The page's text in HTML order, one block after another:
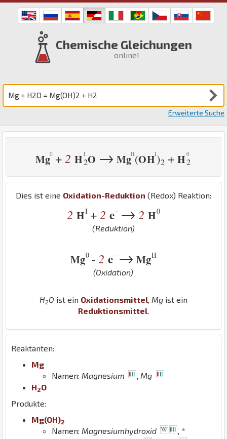
Chemische Gleichungen
online!
Erweiterte Suche
Mg + 2 H2O → Mg (OH)2 + H2
Dies ist eine Oxidation-Reduktion (Redox) Reaktion:
2 HI + 2 e- → 2 H0
(Reduktion)
Mg0 - 2 e- → MgII
(Oxidation)
H2O ist ein Oxidationsmittel Mg ist ein
Reduktionsmittel
Reaktanten:
Mg
Namen: Magnesium
Mg
H2O
Produkte:
Mg(OH)2
Namen: Magnesiumhydroxid
*